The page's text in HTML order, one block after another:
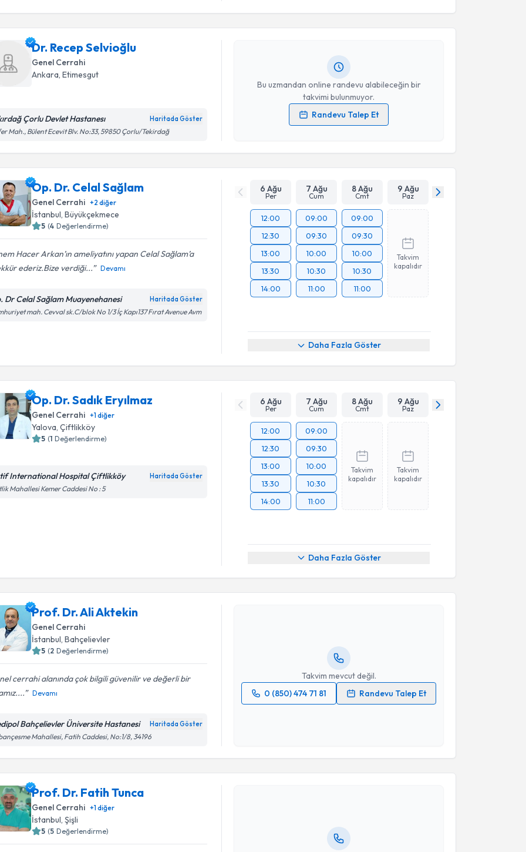
Dr. Recep Selvioğlu
Genel Cerrahi
Ankara, Etimesgut
Çorlu Devlet Hastanesı Haritada Göster
Mah., Bülent Ecevit Blv. No:33, 59850 Çorlu/Tekirdağ
Bu uzmandan online randevu alabileceğin bir
takvimi bulunmuyor.
Randevu Talep Et
Kişisel verilerimin işlenmesine ilişkinAydınlatma Metni
işlenmesini kabul ediyorum.
Takvim Talebini Gönder
Op. Dr. Celal Sağlam
Genel Cerrahi +2 diğer
İstanbul, Büyükçekmece
5 (4 Değerlendirme)
Hacer Arkan’ın ameliyatını yapan Celal Sağlam’a
ederiz.Bize verdiği...
Devamı
Dr Celal Sağlam Muayenehanesi Haritada Göster
mah. Cevval sk.C/blok No 1/3 İç Kapı137 Fırat Avenue Avm
6 Ağu
Per
7 Ağu
Cum
8 Ağu
Cmt
9 Ağu
Paz
12:00
12:30
13:00
13:30
14:00
09:00
09:30
10:00
10:30
11:00
09:00
09:30
10:00
10:30
11:00
Takvim
kapalıdır
Daha Fazla Göster
Op. Dr. Sadık Eryılmaz
Genel Cerrahi +1diğer
Yalova , Çiftlikköy
5 (1 Değerlendirme)
International Hospital Çiftlikköy Haritada Göster
Mahallesi Kemer Caddesi No : 5
6 Ağu
Per
7 Ağu
Cum
8 Ağu
Cmt
9 Ağu
Paz
12:00
12:30
13:00
13:30
14:00
09:00
09:30
10:00
10:30
11:00
Takvim
kapalıdır
Takvim
kapalıdır
Daha Fazla Göster
Prof. Dr. Ali Aktekin
Genel Cerrahi
İstanbul, Bahçelievler
5 (2 Değerlendirme)
cerrahi alanında çok bilgili güvenilir ve değerli bir
Devamı
Bahçelievler Üniversite Hastanesi Haritada Göster
Mahallesi, Fatih Caddesi, No:1/8, 34196
Takvim mevcut değil.
0 (850) 474 71 81
Randevu Talep Et
Randevu Takvimi Talebi
Prof. Dr. Ali Aktekin
Takvim Talebini Gönder
Prof. Dr. Fatih Tunca
Genel Cerrahi +1diğer
İstanbul, Şişli
5 (5 Değerlendirme)
Randevu Takvimi Talebi
Prof. Dr. Fatih Tunca